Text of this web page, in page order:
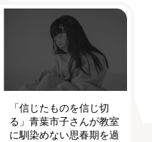
「信じたものを信じ切
る」青葉市子さんが教室
に馴染めない思春期を過